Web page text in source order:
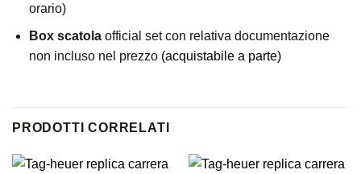
orario)
Box scatolaofficial set con relativa documentazione
non incluso nel prezzo(acquistabile a parte)
PRODOTTI CORRELATI